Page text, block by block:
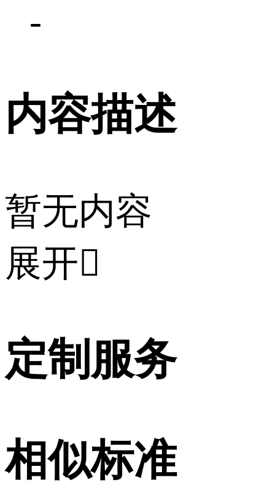
-
内容描述
暂无内容
展开
定制服务
相似标准